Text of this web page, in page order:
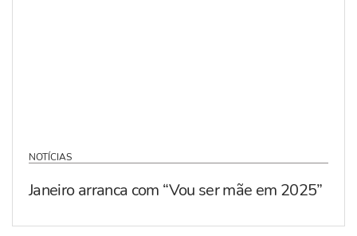
NOTÍCIAS
Janeiro arranca com “Vou ser mãe em 2025”